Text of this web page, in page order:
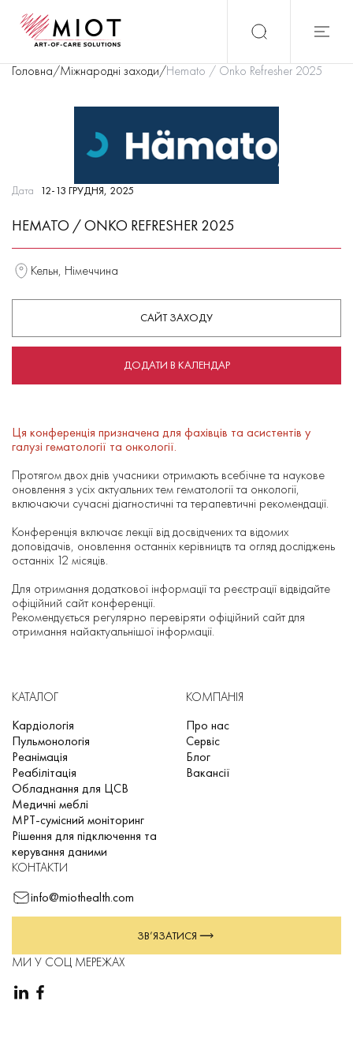
Головна/Міжнародні заходи/Hemato / Onko Refresher 2025
Дата 12-13 ГРУДНЯ, 2025
HEMATO / ONKO REFRESHER 2025
Кельн, Німеччина
САЙТ ЗАХОДУ
ДОДАТИ В КАЛЕНДАР
Ця конференція призначена для фахівців та асистентів у
галузі гематології та онкології.
Протягом двох днів учасники отримають всебічне та наукове
оновлення з усіх актуальних тем гематології та онкології,
включаючи сучасні діагностичні та терапевтичні рекомендації.
Конференція включає лекції від досвідчених та відомих
доповідачів, оновлення останніх керівництв та огляд досліджень
останніх 12 місяців.
Для отримання додаткової інформації та реєстрації відвідайте
офіційний сайт конференції.
Рекомендується регулярно перевіряти офіційний сайт для
отримання найактуальнішої інформації.
КАТАЛОГ
Кардіологія
Пульмонологія
Реанімація
Реабілітація
Обладнання для ЦСВ
Медичні меблі
МРТ-сумісний моніторинг
Рішення для підключення та
керування даними
КОМПАНІЯ
Про нас
Сервіс
Блог
Вакансії
КОНТАКТИ
info@miothealth.com
ЗВ’ЯЗАТИСЯ
МИ У СОЦ МЕРЕЖАХ